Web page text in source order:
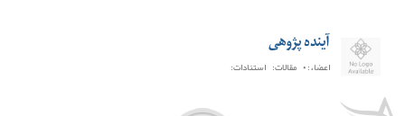
آینده پژوهی
اعضاء:۰ مقالات: استنادات: